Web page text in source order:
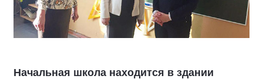
Начальная школа находится в здании